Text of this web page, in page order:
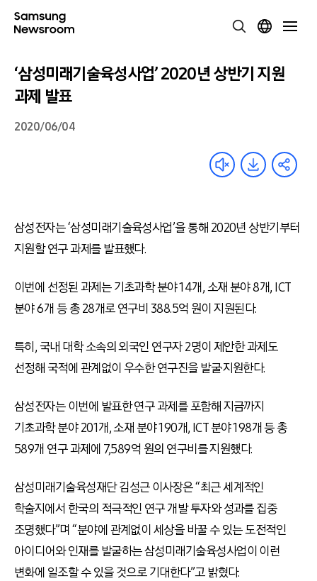
‘삼성미래기술육성사업’ 2020년 상반기 지원
과제 발표
2020/06/04
삼성전자는 ‘삼성미래기술육성사업’을 통해 2020년 상반기부터
지원할 연구 과제를 발표했다.
이번에 선정된 과제는 기초과학 분야 14개, 소재 분야 8개, ICT
분야 6개 등 총 28개로 연구비 388.5억 원이 지원된다.
특히, 국내 대학 소속의 외국인 연구자 2명이 제안한 과제도
선정해 국적에 관계없이 우수한 연구진을 발굴·지원한다.
삼성전자는 이번에 발표한 연구 과제를 포함해 지금까지
기초과학 분야 201개, 소재 분야 190개, ICT 분야 198개 등 총
589개 연구 과제에 7,589억 원의 연구비를 지원했다.
삼성미래기술육성재단 김성근 이사장은 “최근 세계적인
학술지에서 한국의 적극적인 연구 개발 투자와 성과를 집중
조명했다”며 “분야에 관계없이 세상을 바꿀 수 있는 도전적인
아이디어와 인재를 발굴하는 삼성미래기술육성사업이 이런
변화에 일조할 수 있을 것으로 기대한다”고 밝혔다.